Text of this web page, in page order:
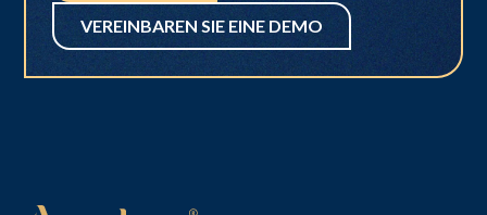
VEREINBAREN SIE EINE DEMO